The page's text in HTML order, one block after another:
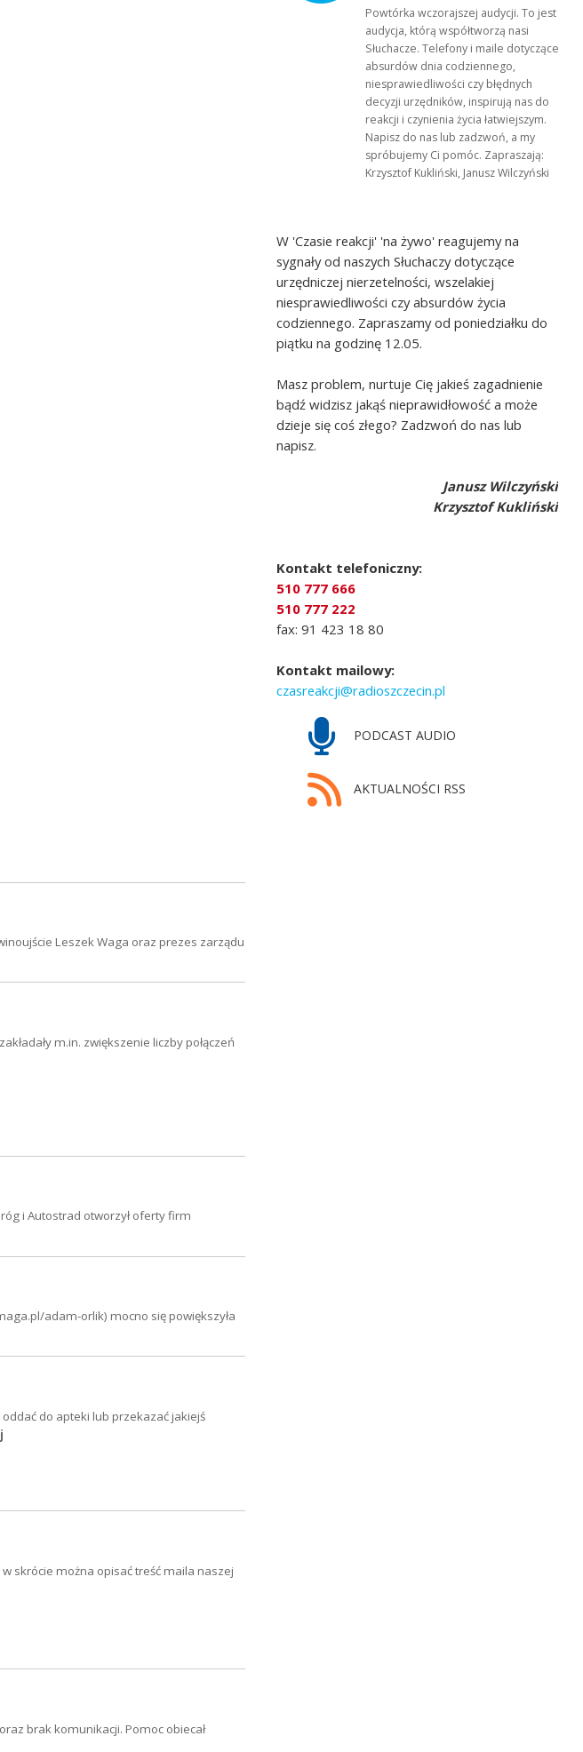
Powtórka wczorajszej audycji. To jest
audycja, którą współtworzą nasi
Słuchacze. Telefony i maile dotyczące
absurdów dnia codziennego,
niesprawiedliwości czy błędnych
decyzji urzędników, inspirują nas do
reakcji i czynienia życia łatwiejszym.
Napisz do nas lub zadzwoń, a my
spróbujemy Ci pomóc. Zapraszają:
Krzysztof Kukliński, Janusz Wilczyński
W 'Czasie reakcji' 'na żywo' reagujemy na
sygnały od naszych Słuchaczy dotyczące
urzędniczej nierzetelności, wszelakiej
niesprawiedliwości czy absurdów życia
codziennego. Zapraszamy od poniedziałku do
piątku na godzinę 12.05.
Masz problem, nurtuje Cię jakieś zagadnienie
bądź widzisz jakąś nieprawidłowość a może
dzieje się coś złego? Zadzwoń do nas lub
napisz.
Janusz Wilczyński
Krzysztof Kukliński
Kontakt telefoniczny:
510 777 666
510 777 222
fax: 91 423 18 80
Kontakt mailowy:
czasreakcji@radioszczecin.pl
PODCAST AUDIO
AKTUALNOŚCI RSS
Leszek Waga oraz prezes zarządu
m.in. zwiększenie liczby połączeń
i Autostrad otworzył oferty firm
adam-orlik) mocno się powiększyła
do apteki lub przekazać jakiejś
skrócie można opisać treść maila naszej
brak komunikacji. Pomoc obiecał